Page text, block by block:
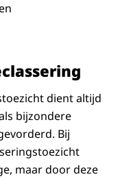
dient altijd
bijzondere
Bij
maar door deze